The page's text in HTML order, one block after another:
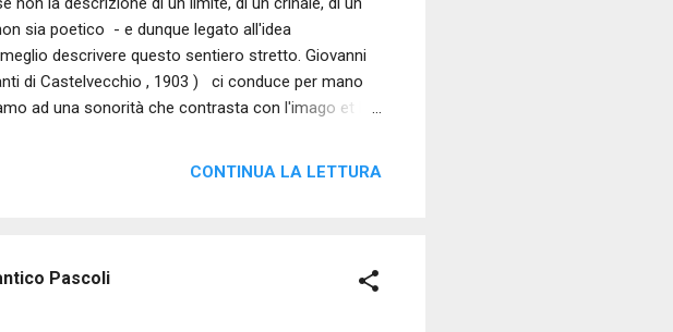
sia poetico - e dunque legato all'idea
descrivere questo sentiero stretto. Giovanni
di Castelvecchio , 1903 ) ci conduce per mano
ad una sonorità che contrasta con l'imago et lux
CONTINUA LA LETTURA
Pascoli